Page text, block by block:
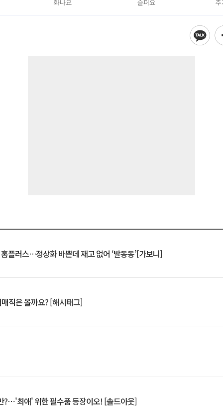
화나요 슬퍼요
플러스…정상화 바쁜데 재고 없어 ‘발동동’[가보니]
직은 올까요? [해시태그]
?⋯'최애' 위한 필수품 등장이오! [솔드아웃]